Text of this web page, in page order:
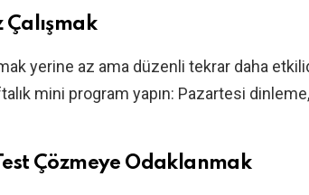
Çalışmak
yerine az ama düzenli tekrar daha
mini program yapın: Pazartesi
Çözmeye Odaklanmak